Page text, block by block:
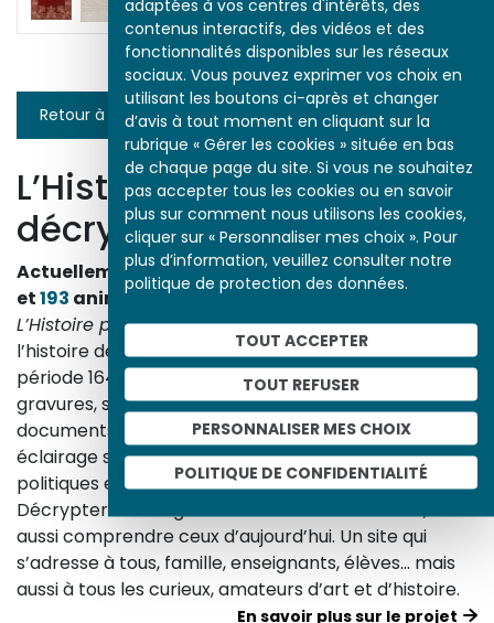
adaptées à vos centres d'intérêts, des
contenus interactifs, des vidéos et des
fonctionnalités disponibles sur les réseaux
sociaux. Vous pouvez exprimer vos choix en
utilisant les boutons ci-après et changer
d’avis à tout moment en cliquant sur la
rubrique « Gérer les cookies » située en bas
de chaque page du site. Si vous ne souhaitez
pas accepter tous les cookies ou en savoir
plus sur comment nous utilisons les cookies,
cliquer sur « Personnaliser mes choix ». Pour
plus d’information, veuillez consulter notre
politique de protection des données.
TOUT ACCEPTER
TOUT REFUSER
PERSONNALISER MES CHOIX
POLITIQUE DE CONFIDENTIALITÉ
Retour à la liste
L’Histoire par l’image
décrypte l’histoire
Actuellement en ligne3153œuvres,1748études
et193 animations.
L’Histoire par l’imageexplore les événements de
l’histoire de France et les évolutions majeures de la
période 1643-1945. À travers des peintures, dessins,
gravures, sculptures, photographies, affiches,
documents d’archives, nos études proposent un
éclairage sur les réalités sociales, économiques,
politiques et culturelles d’une époque.
Décrypter les images et les événements d’hier, c’est
aussi comprendre ceux d’aujourd’hui. Un site qui
s’adresse à tous, famille, enseignants, élèves… mais
aussi à tous les curieux, amateurs d’art et d’histoire.
En savoir plus sur le projet